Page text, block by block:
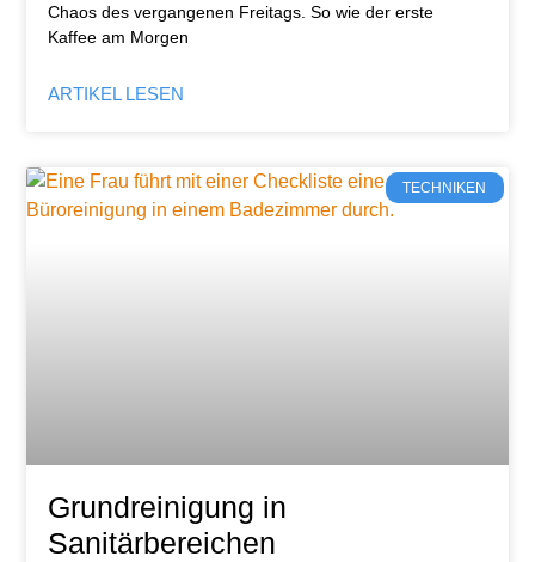
Chaos des vergangenen Freitags. So wie der erste
Kaffee am Morgen
ARTIKEL LESEN
TECHNIKEN
Grundreinigung in
Sanitärbereichen